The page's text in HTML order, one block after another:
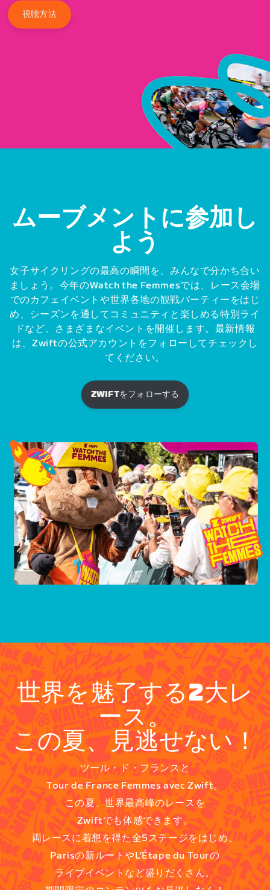
視聴方法
ムーブメントに参加し
よう
女子サイクリングの最高の瞬間を、みんなで分かち合い
ましょう。今年のWatch the Femmesでは、レース会場
でのカフェイベントや世界各地の観戦パーティーをはじ
め、シーズンを通してコミュニティと楽しめる特別ライ
ドなど、さまざまなイベントを開催します。最新情報
は、Zwiftの公式アカウントをフォローしてチェックし
てください。
ZWIFTをフォローする
世界を魅了する2大レ
ース。
この夏、見逃せない！
ツール・ド・フランスと
Tour de France Femmes avec Zwift。
この夏、世界最高峰のレースを
Zwiftでも体感できます。
両レースに着想を得た全5ステージをはじめ、
Parisの新ルートやL'Étape du Tourの
ライブイベントなど盛りだくさん。